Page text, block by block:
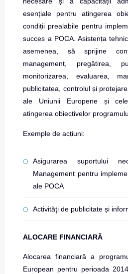
esențiale pentru atingerea
condiții prealabile pentru
succes a POCA. Asistența
asemenea, să sprijine
management, pregătirea,
monitorizarea, evaluarea,
publicitatea, controlul și
ale Uniunii Europene și
atingerea obiectivelor
Exemple de acțiuni:
Asigurarea suportului
Management pentru
ale POCA
Activităţi de publicitate și
ALOCARE FINANCIARĂ
Alocarea financiară a
European pentru perioada